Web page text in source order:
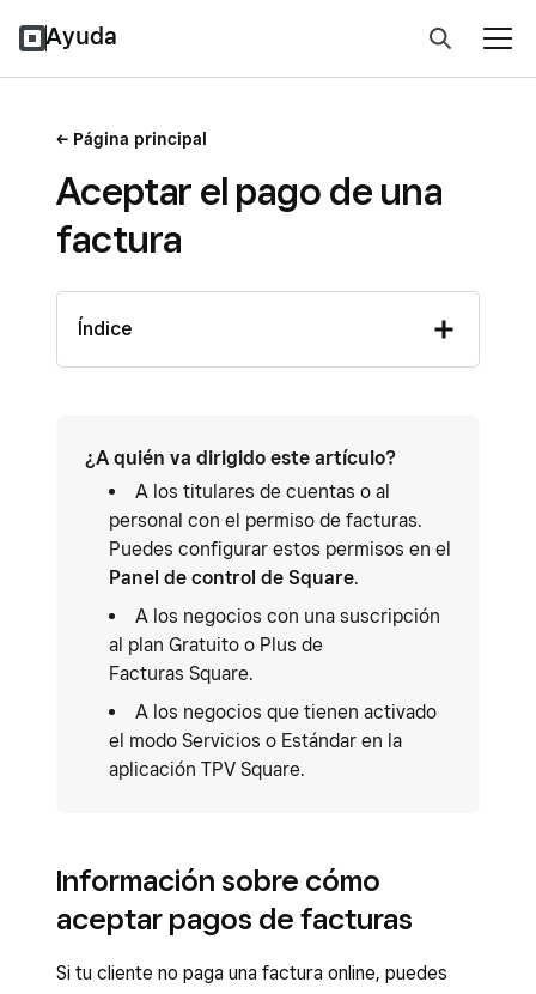
Ayuda
Página principal
Aceptar el pago de una
factura
Índice
¿A quién va dirigido este artículo?
A los titulares de cuentas o al
personal con el permiso de facturas.
Puedes configurar estos permisos en el
Panel de control de Square.
A los negocios con una suscripción
al plan Gratuito o Plus de
Facturas Square.
A los negocios que tienen activado
el modo Servicios o Estándar en la
aplicación TPV Square.
Información sobre cómo
aceptar pagos de facturas
Si tu cliente no paga una factura online, puedes